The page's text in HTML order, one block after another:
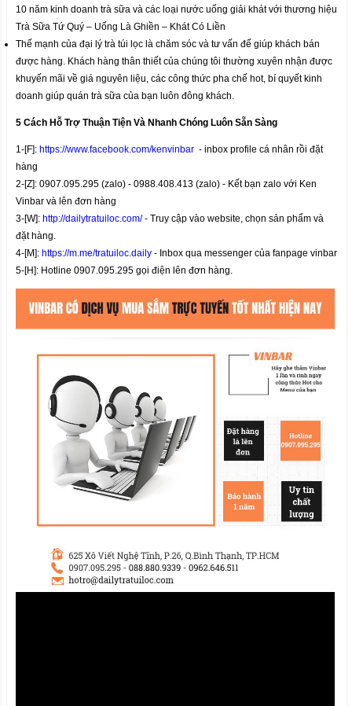
10 năm kinh doanh trà sữa và các loại nước uống giải khát với thương hiệu
Trà Sữa Tứ Quý – Uống Là Ghiền – Khát Có Liền
Thế mạnh của đại lý trà túi lọc là chăm sóc và tư vấn để giúp khách bán
được hàng. Khách hàng thân thiết của chúng tôi thường xuyên nhận được
khuyến mãi về giá nguyên liệu, các công thức pha chế hot, bí quyết kinh
doanh giúp quán trà sữa của bạn luôn đông khách.
5 Cách Hỗ Trợ Thuận Tiện Và Nhanh Chóng Luôn Sẵn Sàng
1-[F]: https://www.facebook.com/kenvinbar - inbox profile cá nhân rồi đặt
hàng
2-[Z]: 0907.095.295 (zalo) - 0988.408.413 (zalo) - Kết bạn zalo với Ken
Vinbar và lên đơn hàng
3-[W]: http://dailytratuiloc.com/- Truy cập vào website, chọn sản phẩm và
đặt hàng.
4-[M]: https://m.me/tratuiloc.daily- Inbox qua messenger của fanpage vinbar
5-[H]: Hotline 0907.095.295 gọi điện lên đơn hàng.